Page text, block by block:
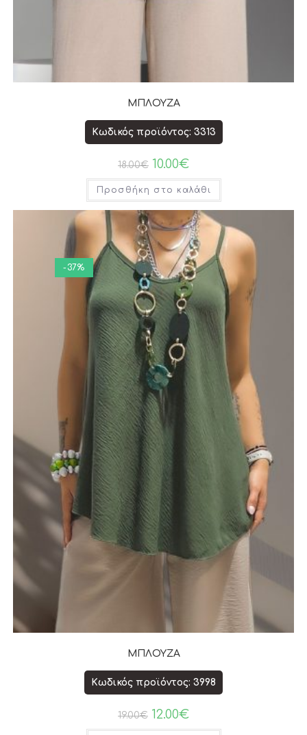
ΜΠΛΟΥΖΑ
Κωδικός προϊόντος: 3313
18.00€ 10.00€
Προσθήκη στο καλάθι
-37%
ΜΠΛΟΥΖΑ
Κωδικός προϊόντος: 3998
19.00€ 12.00€